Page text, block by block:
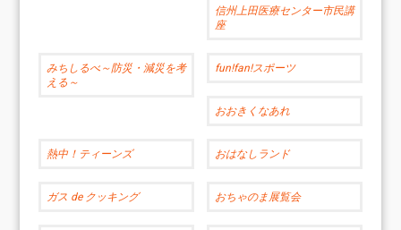
信州上田医療センター市民講
座
みちしるべ～防災・減災を考
える～
fun!fan!スポーツ
おおきくなあれ
熱中！ティーンズ おはなしランド
ガス de クッキング おちゃのま展覧会